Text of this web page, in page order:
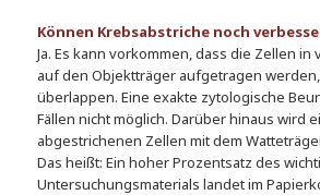
Können Krebsabstriche noch
Ja. Es kann vorkommen, dass die Zellen
auf den Objektträger aufgetragen
überlappen. Eine exakte zytologische
Fällen nicht möglich. Darüber hinaus wird
abgestrichenen Zellen mit dem
Das heißt: Ein hoher Prozentsatz des
Untersuchungsmaterials landet im